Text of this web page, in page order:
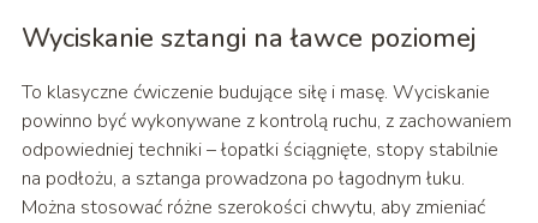
Wyciskanie sztangi na ławce poziomej
To klasyczne ćwiczenie budujące siłę i masę. Wyciskanie
powinno być wykonywane z kontrolą ruchu, z zachowaniem
odpowiedniej techniki – łopatki ściągnięte, stopy stabilnie
na podłożu, a sztanga prowadzona po łagodnym łuku.
Można stosować różne szerokości chwytu, aby zmieniać